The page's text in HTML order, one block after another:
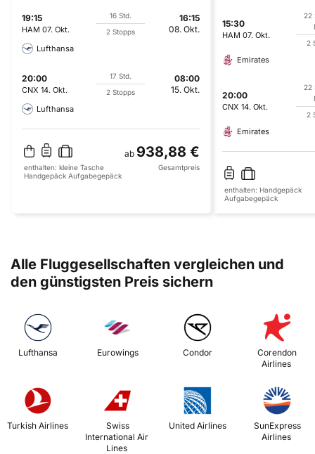
19:15
HAM 07. Okt.
16 Std.
2 Stopps
16:15
08. Okt.
Lufthansa
20:00
CNX 14. Okt.
17 Std.
2 Stopps
08:00
15. Okt.
Lufthansa
ab 938,88 €
enthalten: kleine Tasche
Handgepäck Aufgabegepäck
Gesamtpreis
15:30
HAM 07. Okt.
22
2
Emirates
20:00
CNX 14. Okt.
22
2
Emirates
enthalten: Handgepäck
Aufgabegepäck
Alle Fluggesellschaften vergleichen und
den günstigsten Preis sichern
Lufthansa Eurowings Condor
Corendon
Airlines
Turkish Airlines
International Air
Lines
United Airlines
Airlines